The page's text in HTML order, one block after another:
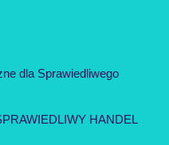
dla Sprawiedliwego
HANDEL